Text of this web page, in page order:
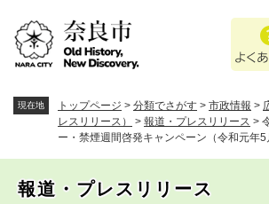
。
あ
問
現在地 トップページ > 分類でさがす > 市政情報 >
レスリリース）
> 報道・プレスリリース >
ー・禁煙週間啓発キャンペーン（令和元年5
報道・プレスリリース